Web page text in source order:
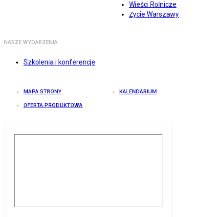
Wieści Rolnicze
Życie Warszawy
NASZE WYDARZENIA
Szkolenia i konferencje
MAPA STRONY KALENDARIUM
OFERTA PRODUKTOWA